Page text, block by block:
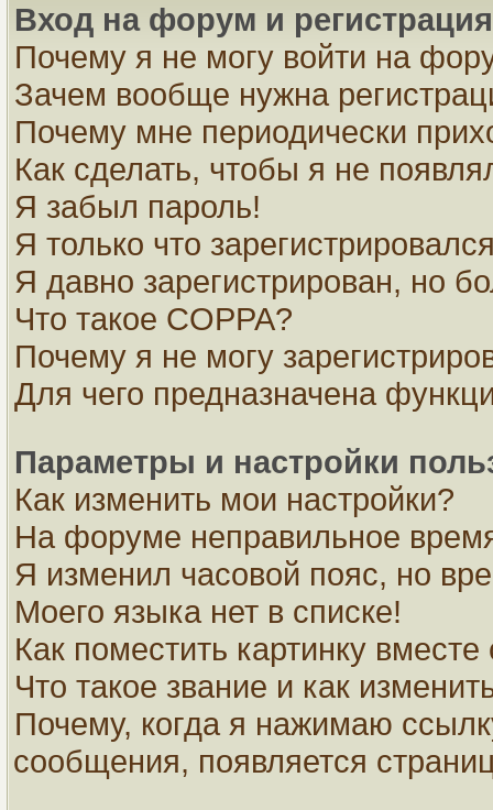
Вход на форум и регистрация
Почему я не могу войти на
Зачем вообще нужна
Почему мне периодически
Как сделать, чтобы я не
Я забыл пароль!
Я только что
Я давно зарегистрирован, но
Что такое COPPA?
Почему я не могу
Для чего предназначена
Параметры и настройки
Как изменить мои настройки?
На форуме неправильное
Я изменил часовой пояс, но
Моего языка нет в списке!
Как поместить картинку
Что такое звание и как
Почему, когда я нажимаю
сообщения, появляется